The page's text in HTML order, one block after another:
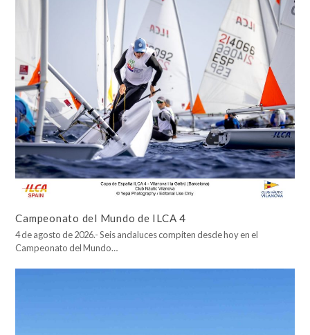
Campeonato del Mundo de ILCA 4
4 de agosto de 2026.- Seis andaluces compiten desde hoy en el
Campeonato del Mundo…